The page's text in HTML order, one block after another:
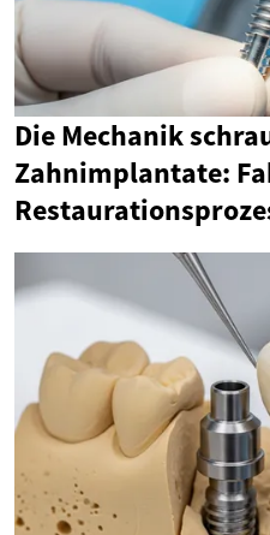
Die Mechanik
Zahnimplantate: